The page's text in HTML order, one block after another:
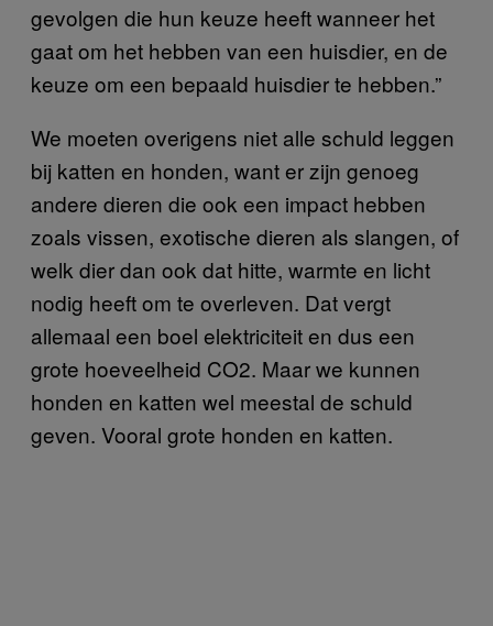
gevolgen die hun keuze heeft wanneer het
gaat om het hebben van een huisdier, en de
keuze om een bepaald huisdier te hebben.”
We moeten overigens niet alle schuld leggen
bij katten en honden, want er zijn genoeg
andere dieren die ook een impact hebben
zoals vissen, exotische dieren als slangen, of
welk dier dan ook dat hitte, warmte en licht
nodig heeft om te overleven. Dat vergt
allemaal een boel elektriciteit en dus een
grote hoeveelheid CO2. Maar we kunnen
honden en katten wel meestal de schuld
geven. Vooral grote honden en katten.